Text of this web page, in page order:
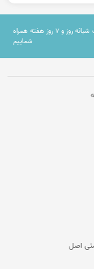
۲۴ ساعت شبانه روز و ۷ روز هفته همراه
شماییم
اصل